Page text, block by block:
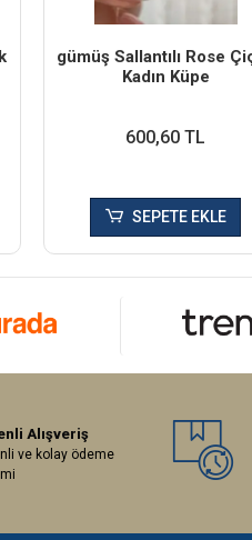
​gümüş Sallantılı Rose
Kadın Küpe
600,60 TL
SEPETE EKLE
Alışveriş
ve kolay ödeme